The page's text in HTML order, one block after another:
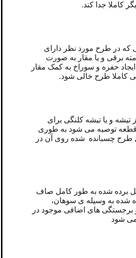
کاملا جدا کند.
که در طرح مورد نظر دارای
مته برقی و یا مقار به صورت
حفره و سوراخ به کمک مقار
کاملا طرح خالی شود.
تیشه و یا تیشه کلنگی برای
توصیه می شود به طوری
طرح چسبانده شده روی آن در
برده شده به طور کامل صاف
شده به وسیله ی سوهان،
های اضافی موجود در
می شود